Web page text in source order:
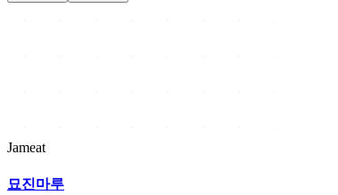
Jameat
묘진마루